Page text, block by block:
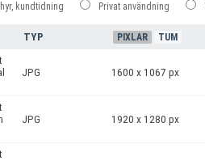
kundtidning
Privat användning
TYP PIXLAR TUM
JPG 1600 x 1067 px
JPG 1920 x 1280 px